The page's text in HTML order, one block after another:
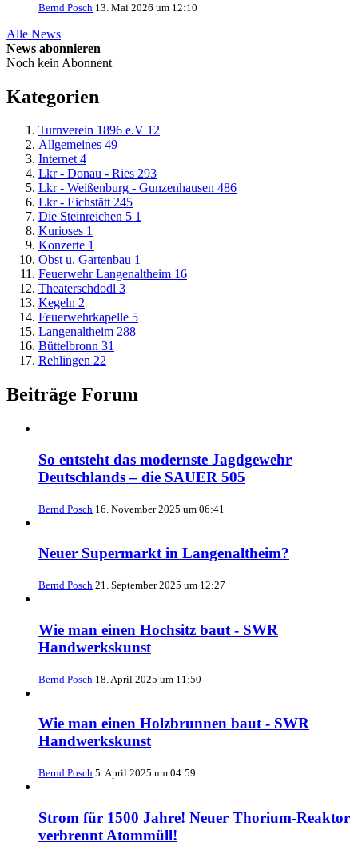
Bernd Posch 13. Mai 2026 um 12:10
Alle News
News abonnieren
Noch kein Abonnent
Kategorien
Turnverein 1896 e.V 12
Allgemeines 49
Internet 4
Lkr - Donau - Ries 293
Lkr - Weißenburg - Gunzenhausen 486
Lkr - Eichstätt 245
Die Steinreichen 5 1
Kurioses 1
Konzerte 1
Obst u. Gartenbau 1
Feuerwehr Langenaltheim 16
Theaterschdodl 3
Kegeln 2
Feuerwehrkapelle 5
Langenaltheim 288
Büttelbronn 31
Rehlingen 22
Beiträge Forum
So entsteht das modernste Jagdgewehr
Deutschlands – die SAUER 505
Bernd Posch 16. November 2025 um 06:41
Neuer Supermarkt in Langenaltheim?
Bernd Posch 21. September 2025 um 12:27
Wie man einen Hochsitz baut - SWR
Handwerkskunst
Bernd Posch 18. April 2025 um 11:50
Wie man einen Holzbrunnen baut - SWR
Handwerkskunst
Bernd Posch 5. April 2025 um 04:59
Strom für 1500 Jahre! Neuer Thorium-Reaktor
verbrennt Atommüll!